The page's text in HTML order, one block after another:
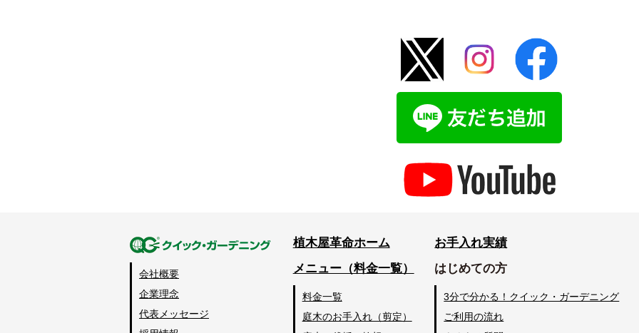
会社概要
企業理念
代表メッセージ
植木屋革命ホーム
メニュー（料金一覧）
料金一覧
庭木のお手入れ（剪定）
お手入れ実績
はじめての方
3分で分かる！クイック・ガーデニング
ご利用の流れ